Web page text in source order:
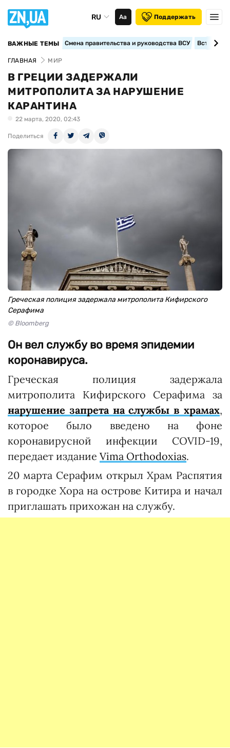
RU Аа Поддержать
ВАЖНЫЕ ТЕМЫ Смена правительства и руководства ВСУ
ГЛАВНАЯ МИР
В ГРЕЦИИ ЗАДЕРЖАЛИ
МИТРОПОЛИТА ЗА НАРУШЕНИЕ
КАРАНТИНА
22 марта, 2020, 02:43
Поделиться
Греческая полиция задержала митрополита Кифирского
Серафима
© Bloomberg
Он вел службу во время эпидемии
коронавируса.
Греческая полиция задержала
митрополита Кифирского Серафима за
нарушение запрета на службы в храмах,
которое было введено на фоне
коронавирусной инфекции COVID-19,
передает издание Vima Orthodoxias.
20 марта Серафим открыл Храм Распятия
в городке Хора на острове Китира и начал
приглашать прихожан на службу.